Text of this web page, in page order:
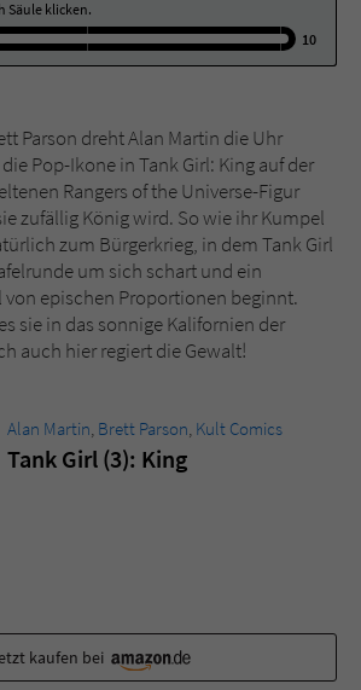
Säule klicken.
10
Parson dreht Alan Martin die Uhr
Pop-Ikone in Tank Girl: King auf der
Rangers of the Universe-Figur
zufällig König wird. So wie ihr Kumpel
zum Bürgerkrieg, in dem Tank Girl
um sich schart und ein
von epischen Proportionen beginnt.
sie in das sonnige Kalifornien der
auch hier regiert die Gewalt!
Alan Martin, Brett Parson, Kult Comics
Tank Girl (3): King
kaufen bei
für Kommentare einzelner Buchtitel
Couch Medien GmbH & Co. KG
Dieses Cookie gewährleistet die